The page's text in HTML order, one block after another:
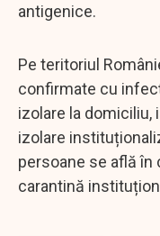
antigenice.
Pe teritoriul
confirmate cu
izolare la domiciliu,
izolare
persoane se află în
carantină